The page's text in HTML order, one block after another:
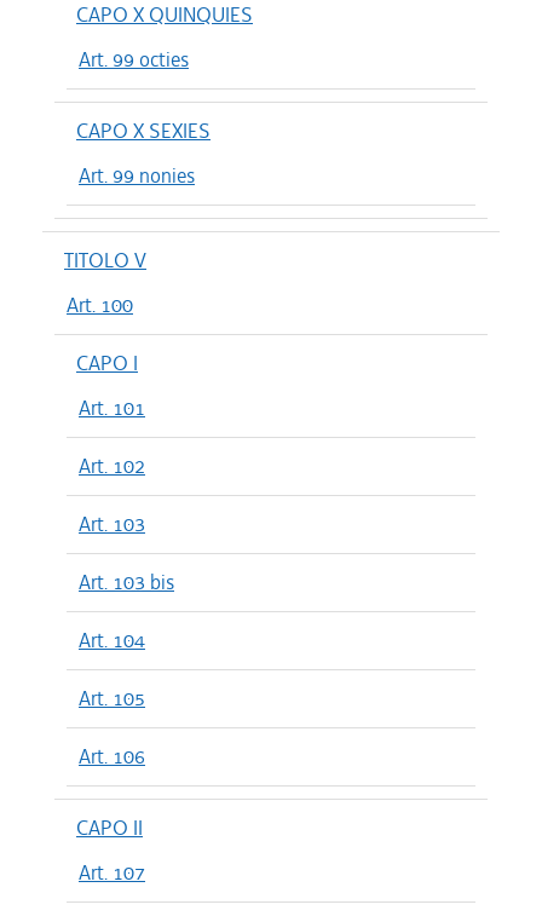
CAPO X QUINQUIES
Art. 99 octies
CAPO X SEXIES
Art. 99 nonies
TITOLO V
Art. 100
CAPO I
Art. 101
Art. 102
Art. 103
Art. 103 bis
Art. 104
Art. 105
Art. 106
CAPO II
Art. 107